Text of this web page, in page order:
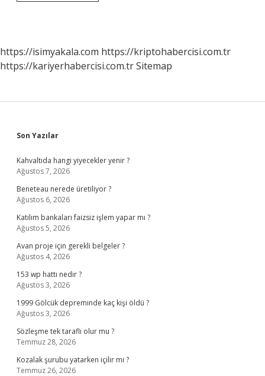
https://isimyakala.com https://kriptohabercisi.com.tr
https://kariyerhabercisi.com.trSitemap
Sidebar
Son Yazılar
Kahvaltıda hangi yiyecekler yenir ?
Ağustos 7, 2026
Beneteau nerede üretiliyor ?
Ağustos 6, 2026
Katılım bankaları faizsiz işlem yapar mı ?
Ağustos 5, 2026
Avan proje için gerekli belgeler ?
Ağustos 4, 2026
153 wp hattı nedir ?
Ağustos 3, 2026
1999 Gölcük depreminde kaç kişi öldü ?
Ağustos 3, 2026
Sözleşme tek taraflı olur mu ?
Temmuz 28, 2026
Kozalak şurubu yatarken içilir mi ?
Temmuz 26, 2026